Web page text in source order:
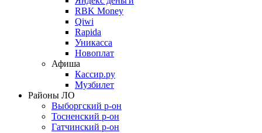
RBK Money
Qiwi
Rapida
Уникасса
Новоплат
Афиша
Кассир.ру
Музбилет
Районы ЛО
Выборгский р-он
Тосненский р-он
Гатчинский р-он